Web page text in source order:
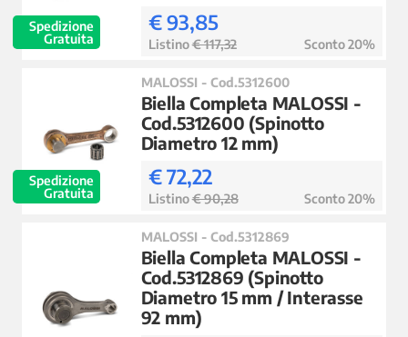
Spedizione
Gratuita
€ 93,85
Listino€ 117,32 Sconto 20%
Spedizione
Gratuita
MALOSSI - Cod.5312600
Biella Completa MALOSSI -
Cod.5312600 (Spinotto
Diametro 12 mm)
€ 72,22
Listino€ 90,28 Sconto 20%
MALOSSI - Cod.5312869
Biella Completa MALOSSI -
Cod.5312869 (Spinotto
Diametro 15 mm / Interasse
92 mm)